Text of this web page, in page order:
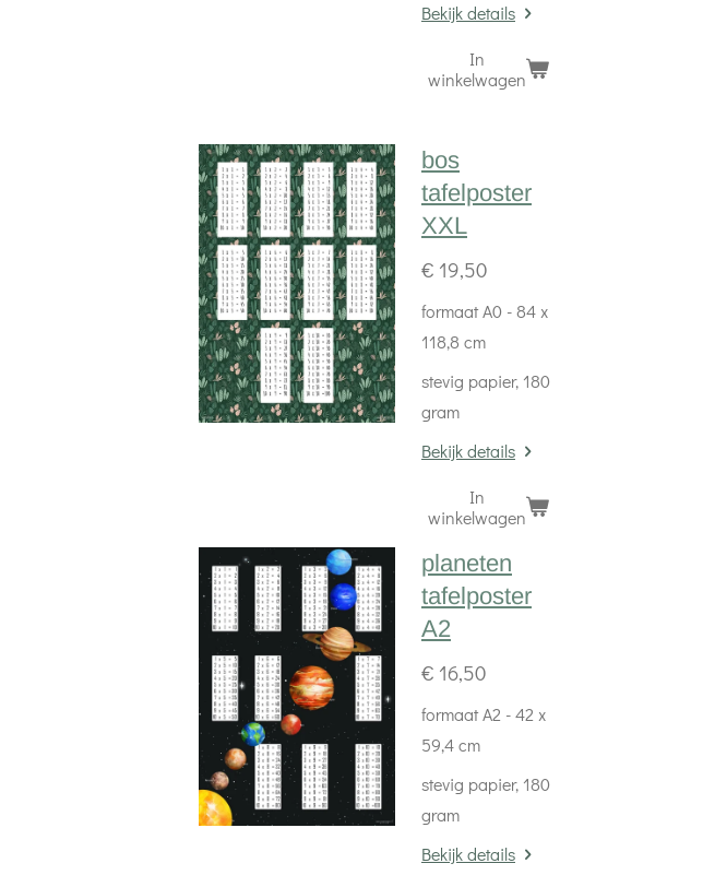
Bekijk details
In
winkelwagen
bos
tafelposter
XXL
€ 19,50
formaat A0 - 84 x
118,8 cm
stevig papier, 180
gram
Bekijk details
In
winkelwagen
planeten
tafelposter
A2
€ 16,50
formaat A2 - 42 x
59,4 cm
stevig papier, 180
gram
Bekijk details